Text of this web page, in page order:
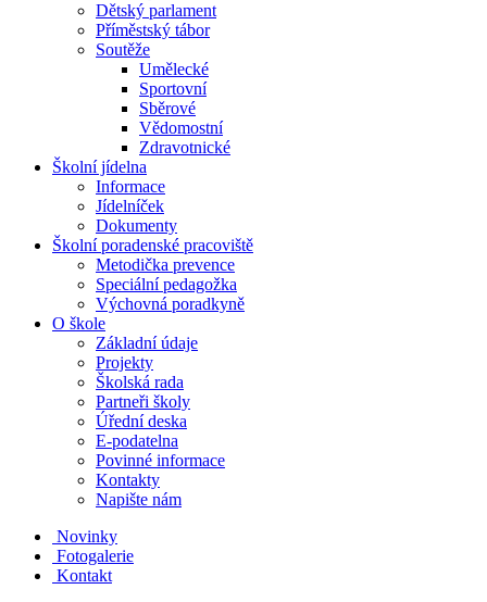
Dětský parlament
Příměstský tábor
Soutěže
Umělecké
Sportovní
Sběrové
Vědomostní
Zdravotnické
Školní jídelna
Informace
Jídelníček
Dokumenty
Školní poradenské pracoviště
Metodička prevence
Speciální pedagožka
Výchovná poradkyně
O škole
Základní údaje
Projekty
Školská rada
Partneři školy
Úřední deska
E-podatelna
Povinné informace
Kontakty
Napište nám
Novinky
Fotogalerie
Kontakt